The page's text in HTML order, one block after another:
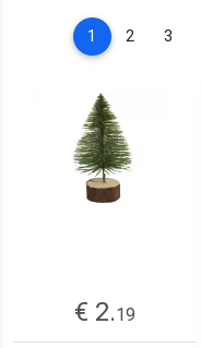
1 (current)
2 3
€ 2.19